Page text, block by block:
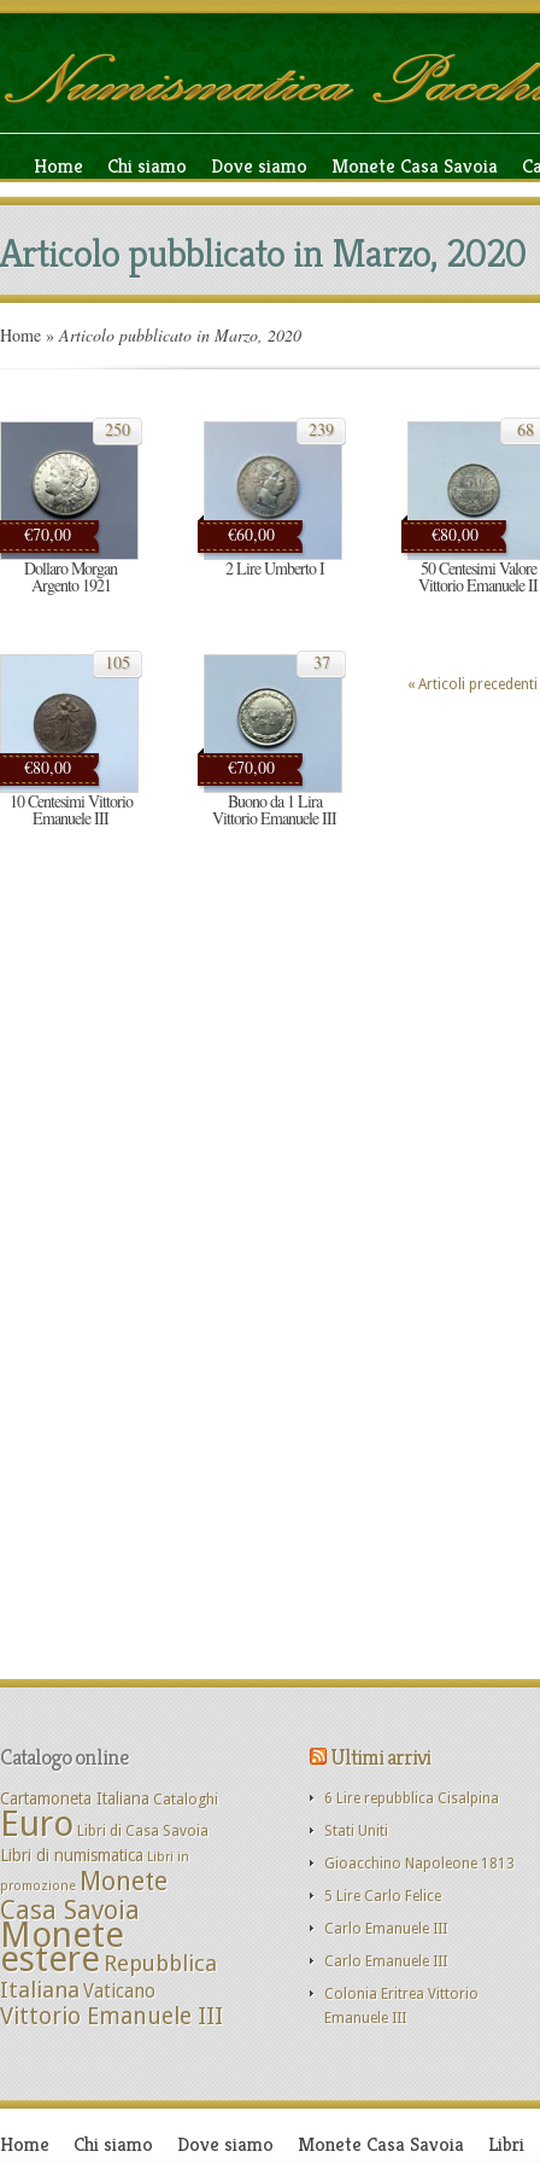
Home Chi siamo Dove siamo Monete Casa Savoia
Articolo pubblicato in Marzo, 2020
Home » Articolo pubblicato in Marzo, 2020
€70,00
250
Dollaro Morgan
Argento 1921
€60,00
239
2 Lire Umberto I
€80,00
68
50 Centesimi Valore
Vittorio Emanuele II
€80,00
105
10 Centesimi Vittorio
Emanuele III
€70,00
37
Buono da 1 Lira
Vittorio Emanuele III
« Articoli precedenti
Catalogo online
Cartamoneta Italiana Cataloghi
Euro Libri di Casa Savoia
Libri di numismatica Libri in
promozione Monete
Casa Savoia
Monete
estere Repubblica
ItalianaVaticano
Vittorio Emanuele III
Ultimi arrivi
6 Lire repubblica Cisalpina
Stati Uniti
Gioacchino Napoleone 1813
5 Lire Carlo Felice
Carlo Emanuele III
Carlo Emanuele III
Colonia Eritrea Vittorio
Emanuele III
Home Chi siamo Dove siamo Monete Casa Savoia Libri